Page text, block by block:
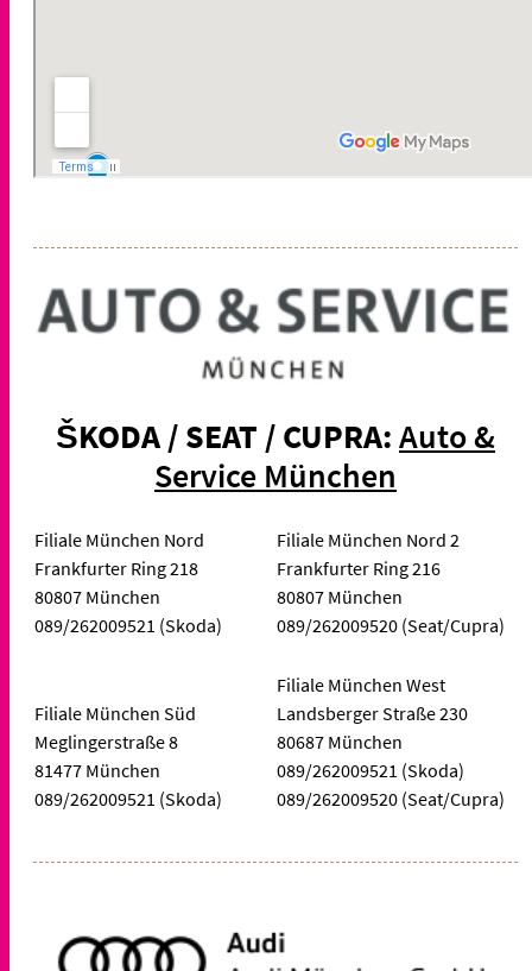
ŠKODA / SEAT / CUPRA:Auto &
Service München
Filiale München Nord
Frankfurter Ring 218
80807 München
089/262009521 (Skoda)
Filiale München Nord 2
Frankfurter Ring 216
80807 München
089/262009520 (Seat/Cupra)
Filiale München Süd
Meglingerstraße 8
81477 München
089/262009521 (Skoda)
Filiale München West
Landsberger Straße 230
80687 München
089/262009521 (Skoda)
089/262009520 (Seat/Cupra)